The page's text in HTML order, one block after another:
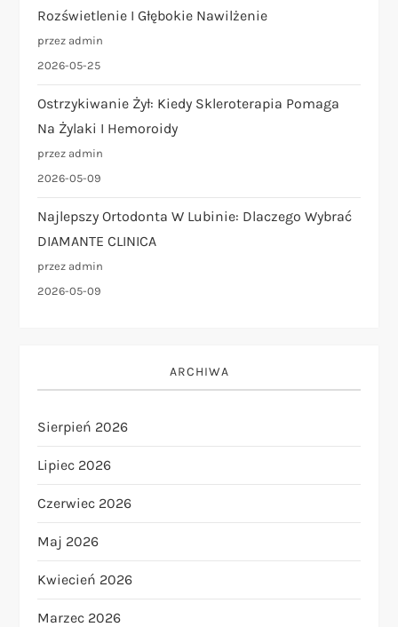
Rozświetlenie I Głębokie Nawilżenie
przez admin
2026-05-25
Ostrzykiwanie Żył: Kiedy Skleroterapia Pomaga
Na Żylaki I Hemoroidy
przez admin
2026-05-09
Najlepszy Ortodonta W Lubinie: Dlaczego Wybrać
DIAMANTE CLINICA
przez admin
2026-05-09
ARCHIWA
Sierpień 2026
Lipiec 2026
Czerwiec 2026
Maj 2026
Kwiecień 2026
Marzec 2026